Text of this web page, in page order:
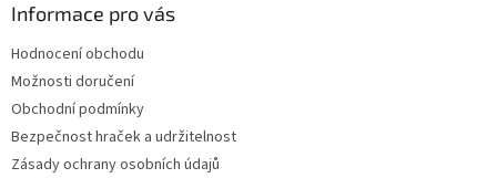
Informace pro vás
Hodnocení obchodu
Možnosti doručení
Obchodní podmínky
Bezpečnost hraček a udržitelnost
Zásady ochrany osobních údajů